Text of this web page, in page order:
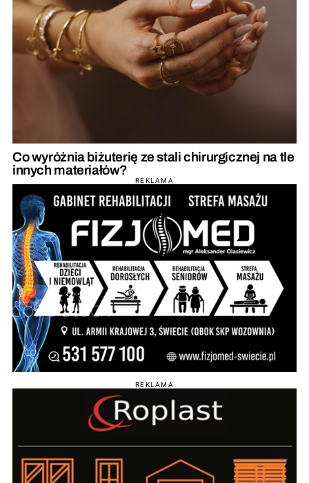
Co wyróżnia biżuterię ze stali chirurgicznej na tle
innych materiałów?
REKLAMA
REKLAMA